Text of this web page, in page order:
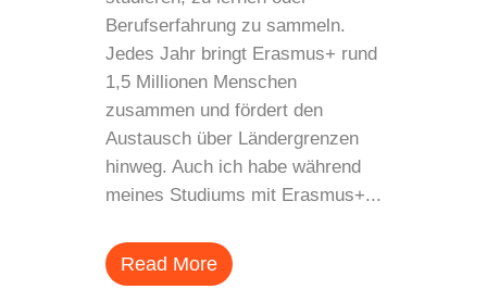
Berufserfahrung zu sammeln.
Jedes Jahr bringt Erasmus+ rund
1,5 Millionen Menschen
zusammen und fördert den
Austausch über Ländergrenzen
hinweg. Auch ich habe während
meines Studiums mit Erasmus+...
Read More